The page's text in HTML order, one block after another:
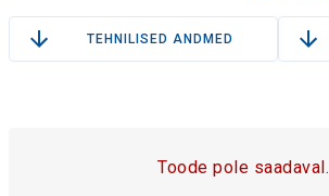
TEHNILISED ANDMED
Toode pole saadaval.